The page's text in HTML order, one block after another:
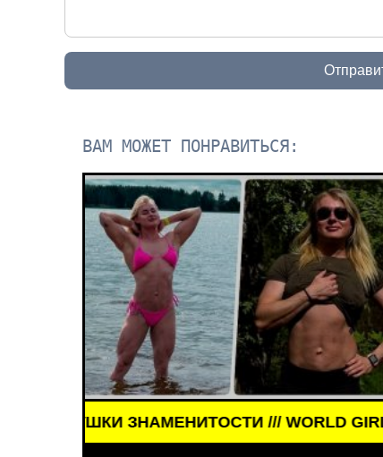
ВАМ МОЖЕТ ПОНРАВИТЬСЯ:
/// WORLD GIRLS /// ДЕВУШКИ
/// ОБЗОРЫ ФИЛЬМОВ /// КИНО ///